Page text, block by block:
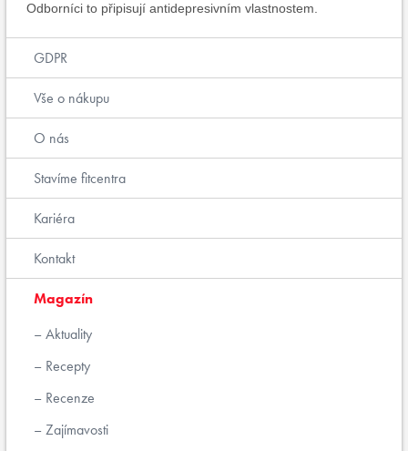
Odborníci to připisují antidepresivním vlastnostem.
GDPR
Vše o nákupu
O nás
Stavíme fitcentra
Kariéra
Kontakt
Magazín
Aktuality
Recepty
Recenze
Zajímavosti